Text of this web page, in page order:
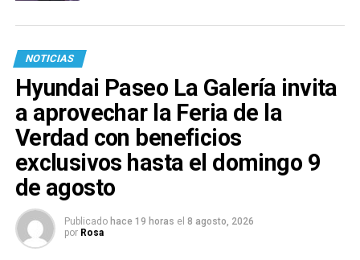
NOTICIAS
Hyundai Paseo La Galería invita
a aprovechar la Feria de la
Verdad con beneficios
exclusivos hasta el domingo 9
de agosto
Publicado hace 19 horas el 8 agosto, 2026
por Rosa